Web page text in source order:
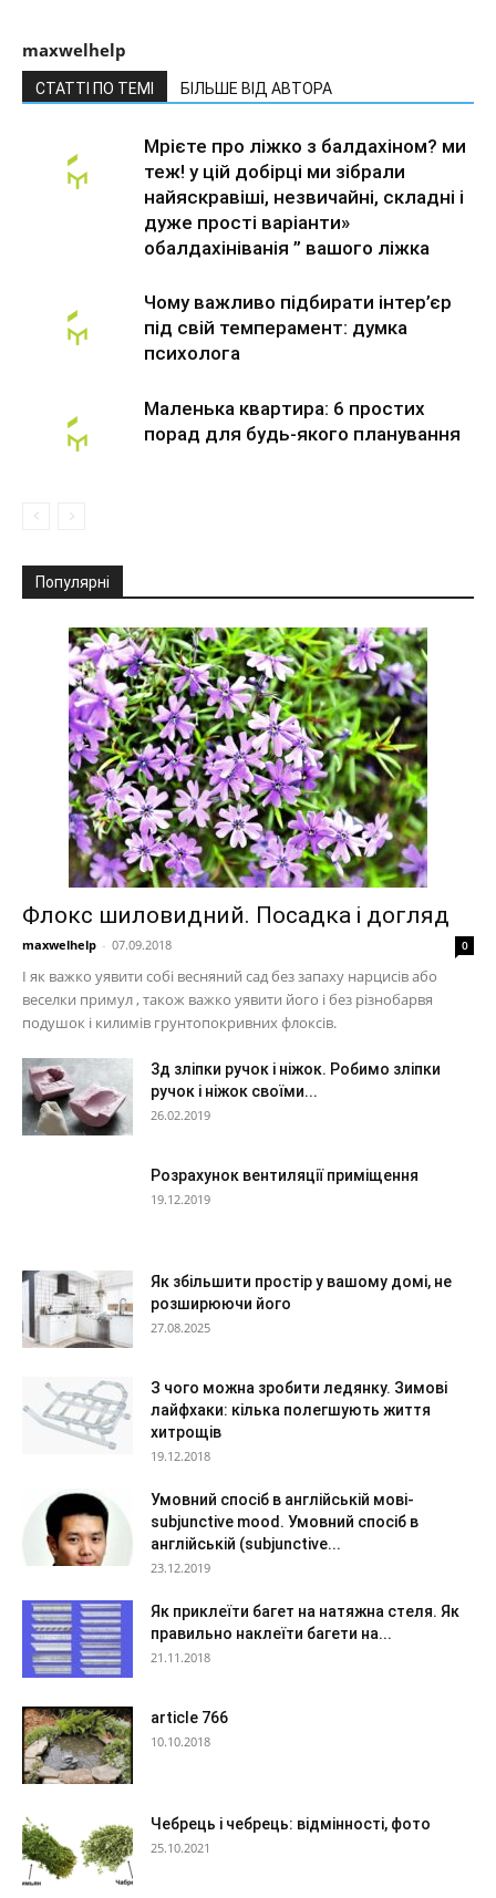
maxwelhelp
СТАТТІ ПО ТЕМІ БІЛЬШЕ ВІД АВТОРА
Мрієте про ліжко з балдахіном? ми
теж! у цій добірці ми зібрали
найяскравіші, незвичайні, складні і
дуже прості варіанти»
обалдахініванія ” вашого ліжка
Чому важливо підбирати інтер’єр
під свій темперамент: думка
психолога
Маленька квартира: 6 простих
порад для будь-якого планування
Популярні
Флокс шиловидний. Посадка і догляд
maxwelhelp - 07.09.2018 0
І як важко уявити собі весняний сад без запаху нарцисів або
веселки примул , також важко уявити його і без різнобарвя
подушок і килимів грунтопокривних флоксів.
3д зліпки ручок і ніжок. Робимо зліпки
ручок і ніжок своїми...
26.02.2019
Розрахунок вентиляції приміщення
19.12.2019
Як збільшити простір у вашому домі, не
розширюючи його
27.08.2025
З чого можна зробити ледянку. Зимові
лайфхаки: кілька полегшують життя
хитрощів
19.12.2018
Умовний спосіб в англійській мові-
subjunctive mood. Умовний спосіб в
англійській (subjunctive...
23.12.2019
Як приклеїти багет на натяжна стеля. Як
правильно наклеїти багети на...
21.11.2018
article 766
10.10.2018
Чебрець і чебрець: відмінності, фото
25.10.2021